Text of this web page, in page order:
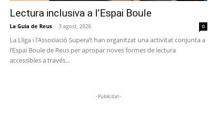
Lectura inclusiva a l’Espai Boule
La Guia de Reus - 3 agost, 2026 0
La Lliga i l’Associació Supera’t han organitzat una activitat conjunta a
l’Espai Boule de Reus per apropar noves formes de lectura
accessibles a través...
-Publicitat-